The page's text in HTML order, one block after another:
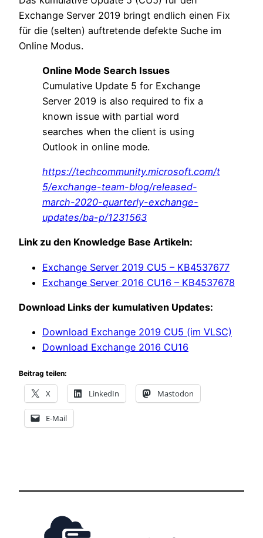
Exchange Server 2019 bringt endlich einen Fix
für die (selten) auftretende defekte Suche im
Online Modus.
Online Mode Search Issues
Cumulative Update 5 for Exchange
Server 2019 is also required to fix a
known issue with partial word
searches when the client is using
Outlook in online mode.
https://techcommunity.microsoft.com/t
5/exchange-team-blog/released-
march-2020-quarterly-exchange-
updates/ba-p/1231563
Link zu den Knowledge Base Artikeln:
Exchange Server 2019 CU5 – KB4537677
Exchange Server 2016 CU16 – KB4537678
Download Links der kumulativen Updates:
Download Exchange 2019 CU5 (im VLSC)
Download Exchange 2016 CU16
Beitrag teilen:
X LinkedIn Mastodon
E-Mail